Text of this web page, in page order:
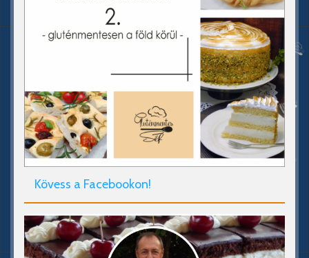
Kövess a Facebookon!